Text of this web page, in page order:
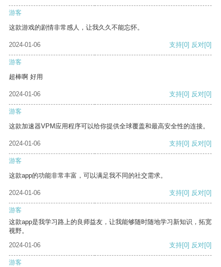
游客
这款游戏的剧情非常感人，让我久久不能忘怀。
2024-01-06 支持[0] 反对[0]
游客
超棒啊 好用
2024-01-06 支持[0] 反对[0]
游客
这款加速器VPM应用程序可以给你提供全球覆盖和最高安全性的连接。
2024-01-06 支持[0] 反对[0]
游客
这款app的功能非常丰富，可以满足我不同的社交需求。
2024-01-06 支持[0] 反对[0]
游客
这款app是我学习路上的良师益友，让我能够随时随地学习新知识，拓宽
视野。
2024-01-06
支持[0] 反对[0]
游客